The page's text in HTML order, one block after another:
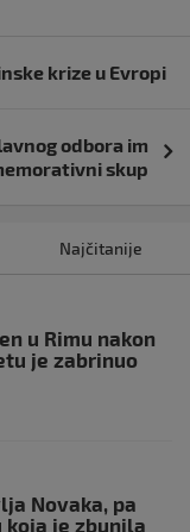
krize u Evropi
odbora im
skup
Najčitanije
u Rimu nakon
je zabrinuo
Novaka, pa
koja je zbunila